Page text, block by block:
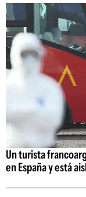
Un turista
en España y está